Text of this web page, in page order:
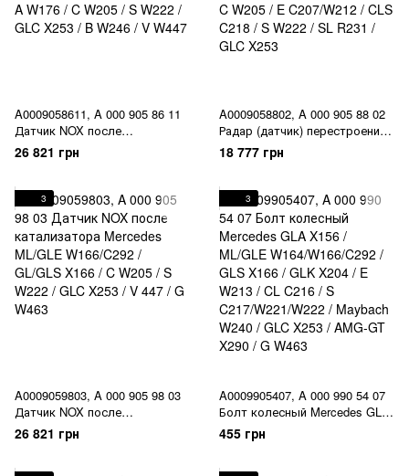
A0009058611, A 000 905 86 11
Датчик NOX после
катализатора Mercedes CLA
C117 / GLA X156 / ML/GLE
W176 / C W205 / S W222 / GLC
X253 / B W246 / V W447
26 821 грн
A0009058802, A 000 905 88 02
Радар (датчик) перестроения
Distronic plus Mercedes ML/GLE
W166/C292 / GL/GLS X166 / C
C218 / S W222 / SL R231 / GLC
X253
18 777 грн
3
A0009059803, A 000 905 98 03
Датчик NOX после
катализатора Mercedes
ML/GLE W166/C292 / GL/GLS
26 821 грн
3
A0009905407, A 000 990 54 07
Болт колесный Mercedes GLA
X156 / ML/GLE
W164/W166/C292 / GLS X166 /
455 грн